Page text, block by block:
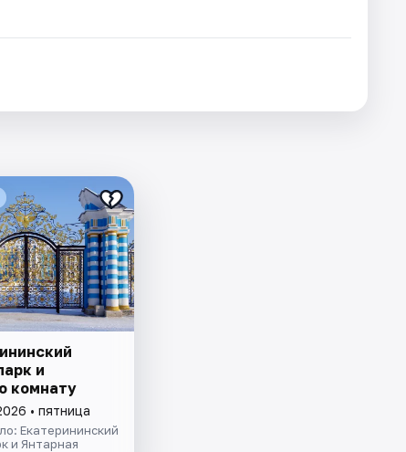
и
комнату
• пятница
Екатерининский
и Янтарная